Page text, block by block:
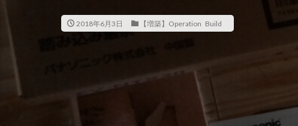
2018年6月3日 【増築】Operation Build